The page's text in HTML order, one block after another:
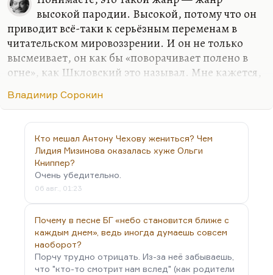
высокой пародии. Высокой, потому что он
приводит всё-таки к серьёзным переменам в
читательском мировоззрении. И он не только
высмеивает, он как бы «поворачивает полено в
огне», как Шкловский это называл. Мне кажется,
ужасах «Сердец четырёх» при очень изящной
Владимир Сорокин недавно в интервью Андрею
Архангельскому сказал, что он не может читать
современную российскую литературу, потому что
всё это миры, которые уже были, пользуются
чужими мирами. Я подумал сначала: как верно. А
потом подумал: а сам-то? Ведь сам-то Сорокин
пользуется в основном советским миром, чтобы
выворачивать…
Владимир Сорокин
Кто мешал Антону Чехову жениться? Чем
Лидия Мизинова оказалась хуже Ольги
Книппер?
Очень убедительно.
06 авг., 01:23
Почему в песне БГ «небо становится ближе с
каждым днем», ведь иногда думаешь совсем
наоборот?
Порчу трудно отрицать. Из-за неё забываешь,
что "кто-то смотрит нам вслед" (как родители